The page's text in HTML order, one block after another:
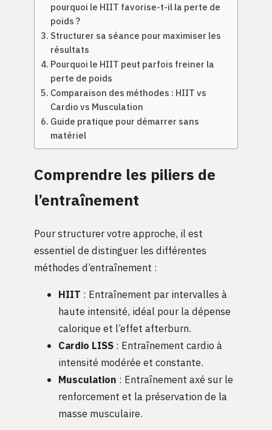
pourquoi le HIIT favorise-t-il la perte de
poids ?
Structurer sa séance pour maximiser les
résultats
Pourquoi le HIIT peut parfois freiner la
perte de poids
Comparaison des méthodes : HIIT vs
Cardio vs Musculation
Guide pratique pour démarrer sans
matériel
Comprendre les piliers de
l’entraînement
Pour structurer votre approche, il est
essentiel de distinguer les différentes
méthodes d’entraînement :
HIIT : Entraînement par intervalles à
haute intensité, idéal pour la dépense
calorique et l’effet afterburn.
Cardio LISS : Entraînement cardio à
intensité modérée et constante.
Musculation : Entraînement axé sur le
renforcement et la préservation de la
masse musculaire.